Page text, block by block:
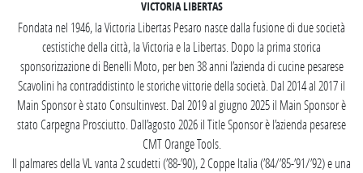
VICTORIA LIBERTAS
Fondata nel 1946, la Victoria Libertas Pesaro nasce dalla fusione di due società
cestistiche della città, la Victoria e la Libertas. Dopo la prima storica
sponsorizzazione di Benelli Moto, per ben 38 anni l’azienda di cucine pesarese
Scavolini ha contraddistinto le storiche vittorie della società. Dal 2014 al 2017 il
Main Sponsor è stato Consultinvest. Dal 2019 al giugno 2025 il Main Sponsor è
stato Carpegna Prosciutto. Dall’agosto 2026 il Title Sponsor è l’azienda pesarese
CMT Orange Tools.
Il palmares della VL vanta 2 scudetti (’88-’90), 2 Coppe Italia (’84/’85-’91/’92) e una